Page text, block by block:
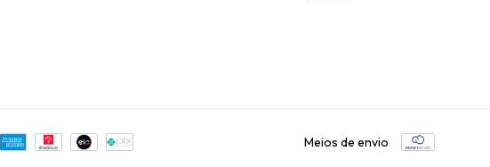
Meios de envio